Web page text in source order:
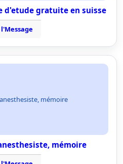
d'etude gratuite en suisse
mémoire
mémoire